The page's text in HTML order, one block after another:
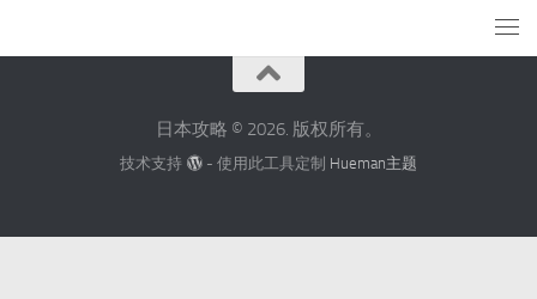
日本攻略 © 2026. 版权所有。
技术支持 - 使用此工具定制 Hueman主题